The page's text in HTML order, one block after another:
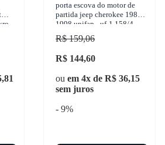
-
porta escova do motor de
partida jeep cherokee 1989-
1998 unifap - uf-1.158/4
R$ 159,06
R$ 144,60
ou em 4x de R$ 36,15
sem juros
- 9%